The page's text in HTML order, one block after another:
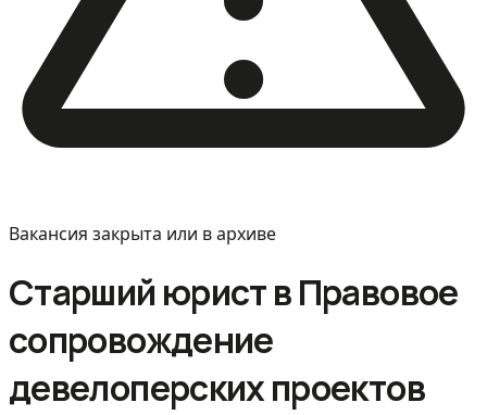
Вакансия закрыта или в архиве
Старший юрист в Правовое
сопровождение
девелоперских проектов